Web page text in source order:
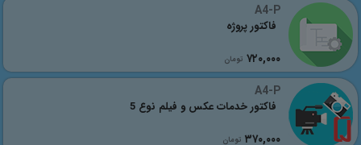
A4-P
٧٢٠,٠٠٠ تومان
فاکتور پروژه
A4-P
٣٧٠,٠٠٠ تومان
فاکتور خدمات عکس و فیلم نوع 5